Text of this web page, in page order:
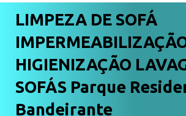
LIMPEZA DE SOFÁ
HIGIENIZAÇÃO
SOFÁS Parque
Bandeirante